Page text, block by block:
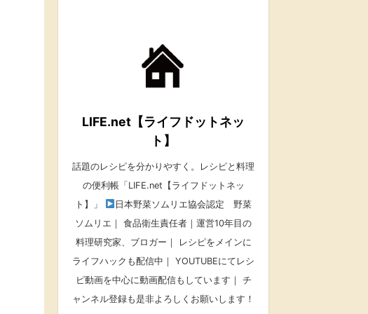
LIFE.net【ライフドットネッ
ト】
話題のレシピを分かりやすく。レシピと料理
の便利帳「LIFE.net【ライフドットネッ
ト】」
日本野菜ソムリエ協会認定 野菜
ソムリエ｜ 食品衛生責任者｜運営10年目の
料理研究家、ブロガー｜ レシピをメインに
ライフハックも配信中｜ YOUTUBEにてレシ
ピ動画を中心に動画配信もしています｜ チ
ャンネル登録も是非よろしくお願いします！